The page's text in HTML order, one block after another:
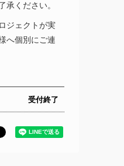
承ください。
ジェクトが実
へ個別にご連
受付終了